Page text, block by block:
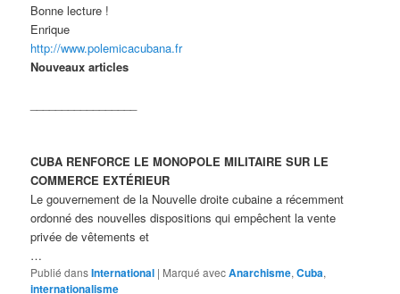
Bonne lecture !
Enrique
http://www.polemicacubana.fr
Nouveaux articles
CUBA RENFORCE LE MONOPOLE MILITAIRE SUR LE
COMMERCE EXTÉRIEUR
Le gouvernement de la Nouvelle droite cubaine a récemment
ordonné des nouvelles dispositions qui empêchent la vente
privée de vêtements et
…
Publié dansInternational | Marqué avecAnarchisme,Cuba,
internationalisme